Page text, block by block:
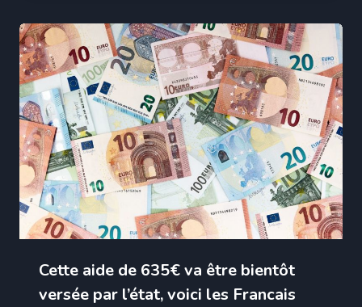
Cette aide de 635€ va être bientôt
versée par l’état, voici les Francais